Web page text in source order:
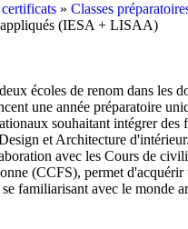
» Classes
appliqués (IESA + LISAA)
écoles de renom dans les
une année préparatoire
souhaitant intégrer des
et Architecture
avec les Cours de
(CCFS), permet d'acquérir
familiarisant avec le monde